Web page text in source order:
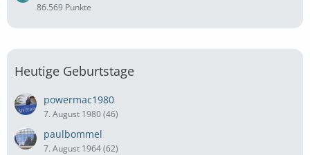
86.569 Punkte
Heutige Geburtstage
powermac1980
7. August 1980 (46)
paulbommel
7. August 1964 (62)